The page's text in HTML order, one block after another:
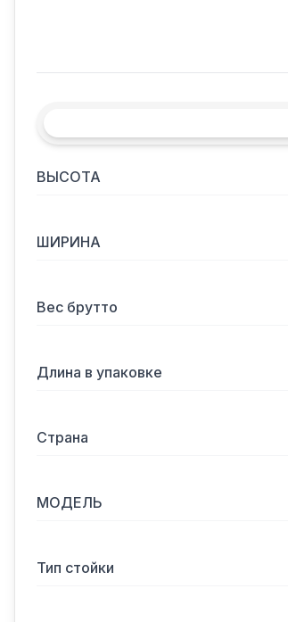
ВЫСОТА
ШИРИНА
Вес брутто
Длина в упаковке
Страна
МОДЕЛЬ
Тип стойки